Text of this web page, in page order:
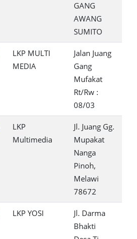
GANG
AWANG
SUMITO
LKP MULTI
MEDIA
Jalan Juang
Gang
Mufakat
Rt/Rw :
08/03
LKP
Multimedia
Jl. Juang Gg.
Mupakat
Nanga
Pinoh,
Melawi
78672
LKP YOSI
Jl. Darma
Bhakti